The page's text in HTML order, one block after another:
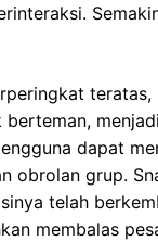
dapat
obrolan grup.
telah
membalas